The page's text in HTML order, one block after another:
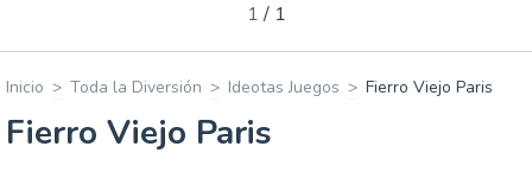
1 / 1
Inicio > Toda la Diversión > Ideotas Juegos > Fierro Viejo Paris
Fierro Viejo Paris